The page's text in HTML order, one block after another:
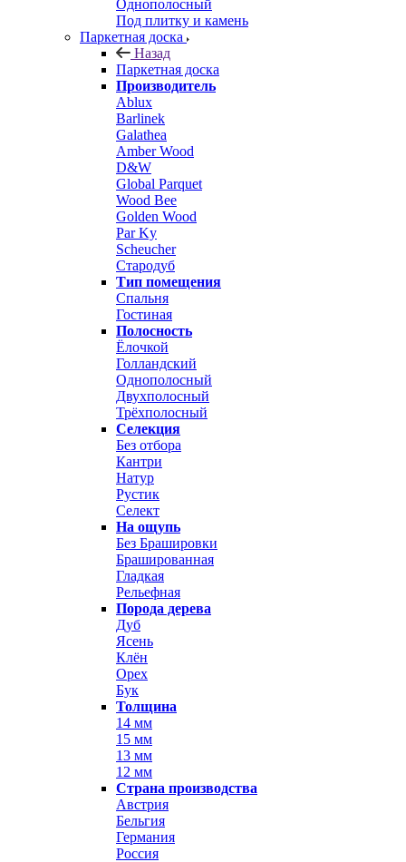
Однополосный
Под плитку и камень
Паркетная доска
Назад
Паркетная доска
Производитель
Ablux
Barlinek
Galathea
Amber Wood
D&W
Global Parquet
Wood Bee
Golden Wood
Par Ky
Scheucher
Стародуб
Тип помещения
Спальня
Гостиная
Полосность
Ёлочкой
Голландский
Однополосный
Двухполосный
Трёхполосный
Селекция
Без отбора
Кантри
Натур
Рустик
Селект
На ощупь
Без Брашировки
Брашированная
Гладкая
Рельефная
Порода дерева
Дуб
Ясень
Клён
Орех
Бук
Толщина
14 мм
15 мм
13 мм
12 мм
Страна производства
Австрия
Бельгия
Германия
Россия